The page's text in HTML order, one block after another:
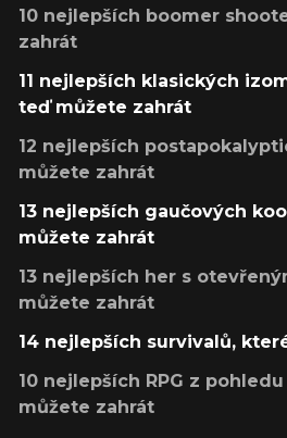
10 nejlepších boomer
zahrát
11 nejlepších klasických
teď můžete zahrát
12 nejlepších
můžete zahrát
13 nejlepších gaučových
můžete zahrát
13 nejlepších her s
můžete zahrát
14 nejlepších survivalů,
10 nejlepších RPG z
můžete zahrát